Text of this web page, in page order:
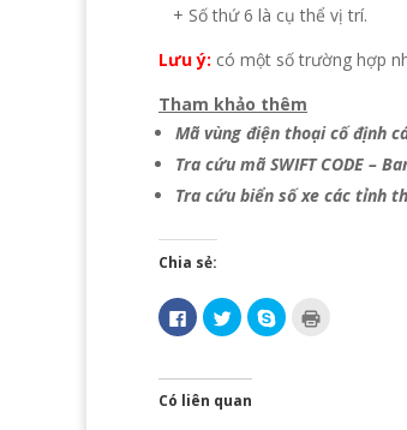
+ Số thứ 6 là cụ thể vị trí.
Lưu ý: có một số trường hợp
Tham khảo thêm
Mã vùng điện thoại cố định
Tra cứu mã SWIFT CODE –
Tra cứu biển số xe các tỉnh
Chia sẻ:
N
h
à
o
B
ấ
c
h
C
l
Có liên quan